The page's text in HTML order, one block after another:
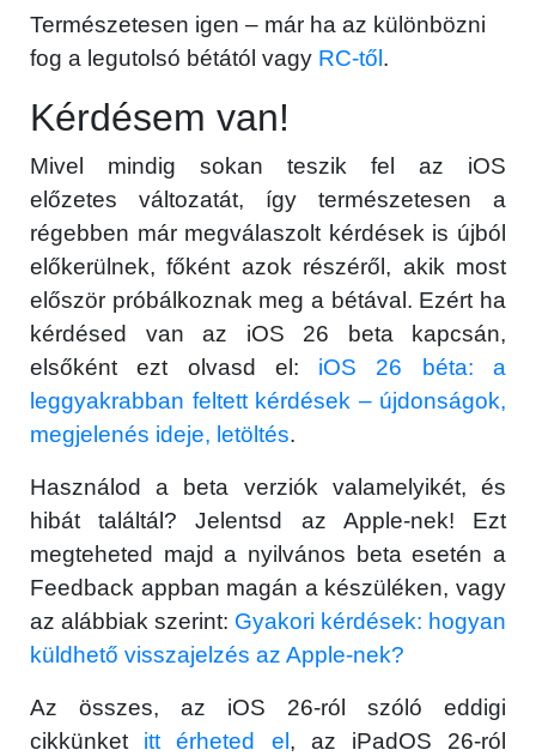
Természetesen igen – már ha az különbözni
fog a legutolsó bétától vagy RC-től .
Kérdésem van!
Mivel mindig sokan teszik fel az iOS
előzetes változatát, így természetesen a
régebben már megválaszolt kérdések is újból
előkerülnek, főként azok részéről, akik most
először próbálkoznak meg a bétával. Ezért ha
kérdésed van az iOS 26 beta kapcsán,
elsőként ezt olvasd el: iOS 26 béta: a
leggyakrabban feltett kérdések – újdonságok,
megjelenés ideje, letöltés.
Használod a beta verziók valamelyikét, és
hibát találtál? Jelentsd az Apple-nek! Ezt
megteheted majd a nyilvános beta esetén a
Feedback appban magán a készüléken, vagy
az alábbiak szerint: Gyakori kérdések: hogyan
küldhető visszajelzés az Apple-nek?
Az összes, az iOS 26-ról szóló eddigi
cikkünket itt érheted el , az iPadOS 26-ról